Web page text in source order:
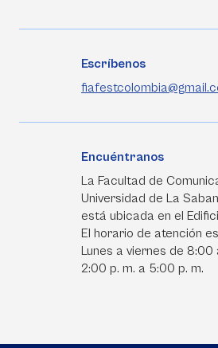
Escríbenos
Encuéntranos
La Facultad de
Universidad de La
está ubicada en el
El horario de atención
Lunes a viernes de 8:00
2:00 p. m. a 5:00 p. m.